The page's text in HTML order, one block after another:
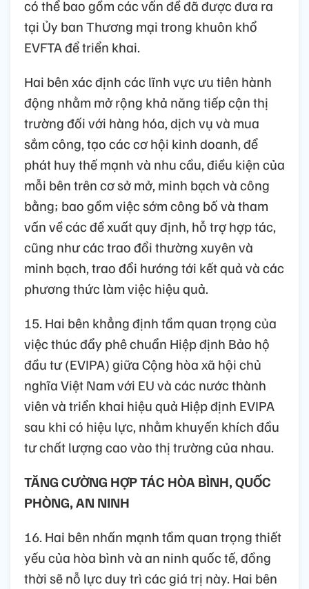
có thể bao gồm các vấn đề đã được đưa ra
tại Ủy ban Thương mại trong khuôn khổ
EVFTA để triển khai.
Hai bên xác định các lĩnh vực ưu tiên hành
động nhằm mở rộng khả năng tiếp cận thị
trường đối với hàng hóa, dịch vụ và mua
sắm công, tạo các cơ hội kinh doanh, để
phát huy thế mạnh và nhu cầu, điều kiện của
mỗi bên trên cơ sở mở, minh bạch và công
bằng; bao gồm việc sớm công bố và tham
vấn về các đề xuất quy định, hỗ trợ hợp tác,
cũng như các trao đổi thường xuyên và
minh bạch, trao đổi hướng tới kết quả và các
phương thức làm việc hiệu quả.
15. Hai bên khẳng định tầm quan trọng của
việc thúc đẩy phê chuẩn Hiệp định Bảo hộ
đầu tư (EVIPA) giữa Cộng hòa xã hội chủ
nghĩa Việt Nam với EU và các nước thành
viên và triển khai hiệu quả Hiệp định EVIPA
sau khi có hiệu lực, nhằm khuyến khích đầu
tư chất lượng cao vào thị trường của nhau.
TĂNG CƯỜNG HỢP TÁC HÒA BÌNH, QUỐC
PHÒNG, AN NINH
16. Hai bên nhấn mạnh tầm quan trọng thiết
yếu của hòa bình và an ninh quốc tế, đồng
thời sẽ nỗ lực duy trì các giá trị này. Hai bên